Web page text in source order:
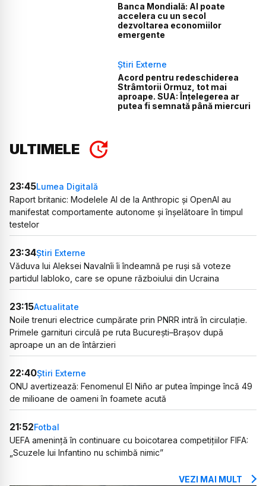
Banca Mondială: AI poate
accelera cu un secol
dezvoltarea economiilor
emergente
Știri Externe
Acord pentru redeschiderea
Strâmtorii Ormuz, tot mai
aproape. SUA: Înțelegerea ar
putea fi semnată până miercuri
ULTIMELE
23:45Lumea Digitală
Raport britanic: Modelele AI de la Anthropic și OpenAI au
manifestat comportamente autonome și înșelătoare în timpul
testelor
23:34Știri Externe
Văduva lui Aleksei Navalnîi îi îndeamnă pe ruși să voteze
partidul Iabloko, care se opune războiului din Ucraina
23:15Actualitate
Noile trenuri electrice cumpărate prin PNRR intră în circulație.
Primele garnituri circulă pe ruta București–Brașov după
aproape un an de întârzieri
22:40Știri Externe
ONU avertizează: Fenomenul El Niño ar putea împinge încă 49
de milioane de oameni în foamete acută
21:52Fotbal
UEFA amenință în continuare cu boicotarea competițiilor FIFA:
„Scuzele lui Infantino nu schimbă nimic”
VEZI MAI MULT